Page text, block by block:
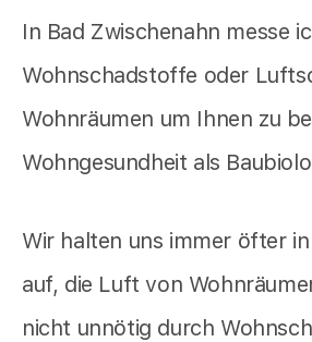
In Bad Zwischenahn messe
Wohnschadstoffe oder
Wohnräumen um Ihnen zu
Wohngesundheit als
Wir halten uns immer öfter
auf, die Luft von
nicht unnötig durch